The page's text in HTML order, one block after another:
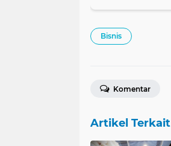
Bisnis
Komentar
Artikel Terkait